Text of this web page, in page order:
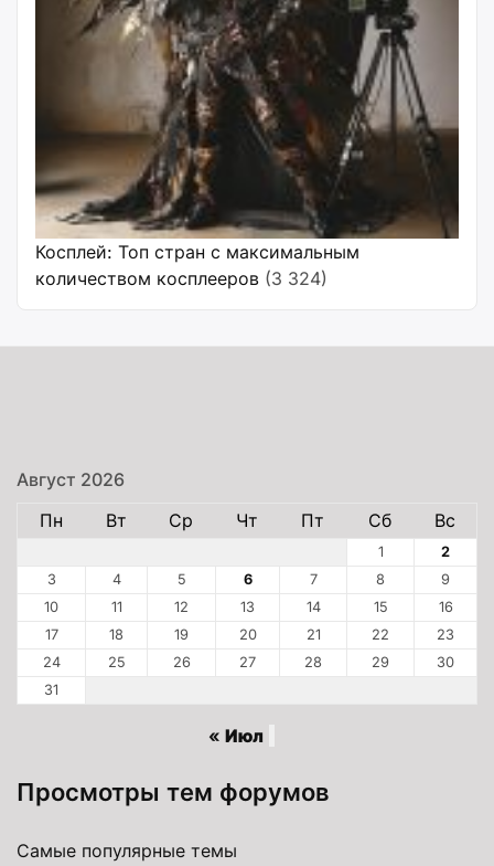
Косплей: Топ стран с максимальным
количеством косплееров (3 324)
Август 2026
Пн
Вт Ср Чт Пт Сб Вс
1
2
3
4 5 6 7 8
9
10
11 12 13 14 15
16
17
18 19 20 21 22
23
24
25 26 27 28 29
30
31
« Июл
Просмотры тем форумов
Самые популярные темы